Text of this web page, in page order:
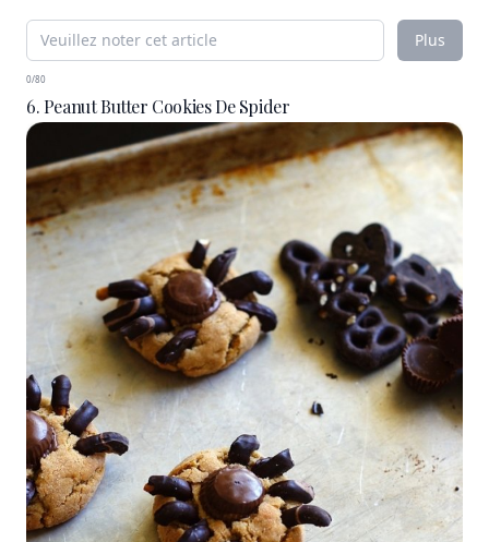
Plus
0/80
6. Peanut Butter Cookies De Spider